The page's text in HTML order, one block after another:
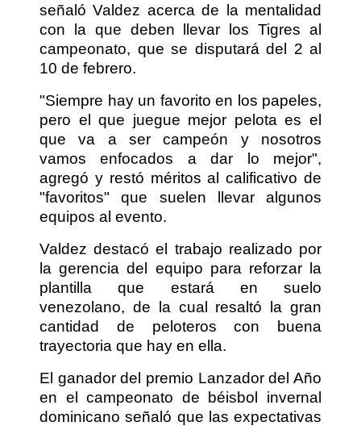
señaló Valdez acerca de la mentalidad
con la que deben llevar los Tigres al
campeonato, que se disputará del 2 al
10 de febrero.
"Siempre hay un favorito en los papeles,
pero el que juegue mejor pelota es el
que va a ser campeón y nosotros
vamos enfocados a dar lo mejor",
agregó y restó méritos al calificativo de
"favoritos" que suelen llevar algunos
equipos al evento.
Valdez destacó el trabajo realizado por
la gerencia del equipo para reforzar la
plantilla que estará en suelo
venezolano, de la cual resaltó la gran
cantidad de peloteros con buena
trayectoria que hay en ella.
El ganador del premio Lanzador del Año
en el campeonato de béisbol invernal
dominicano señaló que las expectativas